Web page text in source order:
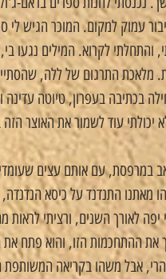
עמוק למקום. המוכר הגיש
והתחלתי לקרוא. המילים נגעו
מלאכת התרגום של ללה,
בכתיבה בעפרון, טיוטה עדינה
עוד לשמור את האוצר הזה
במרפסת, עם אותם עצים
מאתנו התנדנד על כיסא
לאורך השנים, ורציתי לראות
את ההתחכמות הזו, והוא פתח
אבל משהו בקריאה